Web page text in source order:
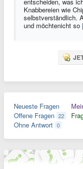
Knabbereien wie
selbstverständlich.
und möchtenicht so
Neueste Fragen
Offene Fragen 22
Ohne Antwort 0